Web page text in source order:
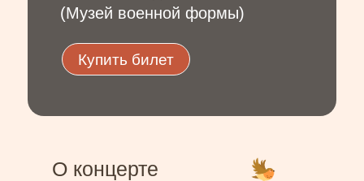
(Музей военной формы)
Купить билет
О концерте